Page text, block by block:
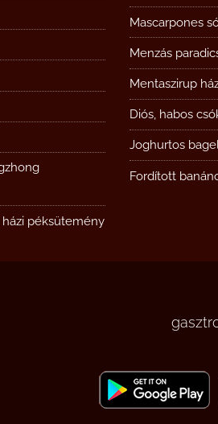
házi péksütemény
Mascarpones
Menzás
Mentaszirup
Diós, habos
Joghurtos
Fordított